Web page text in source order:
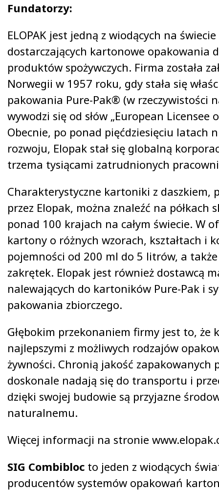
Fundatorzy:
ELOPAK jest jedną z wiodących na
dostarczających kartonowe opakowania
produktów spożywczych. Firma została
Norwegii w 1957 roku, gdy stała się
pakowania Pure-Pak® (w rzeczywistości
wywodzi się od słów „European Licensee
Obecnie, po ponad pięćdziesięciu latach
rozwoju, Elopak stał się globalną
trzema tysiącami zatrudnionych
Charakterystyczne kartoniki z daszkiem,
przez Elopak, można znaleźć na półkach
ponad 100 krajach na całym świecie. W
kartony o różnych wzorach, kształtach i
pojemności od 200 ml do 5 litrów, a
zakrętek. Elopak jest również dostawcą
nalewających do kartoników Pure-Pak i
pakowania zbiorczego.
Głębokim przekonaniem firmy jest to, że
najlepszymi z możliwych rodzajów
żywności. Chronią jakość zapakowanych
doskonale nadają się do transportu i
dzięki swojej budowie są przyjazne
naturalnemu.
Więcej informacji na stronie
SIG Combibloc to jeden z wiodących
producentów systemów opakowań